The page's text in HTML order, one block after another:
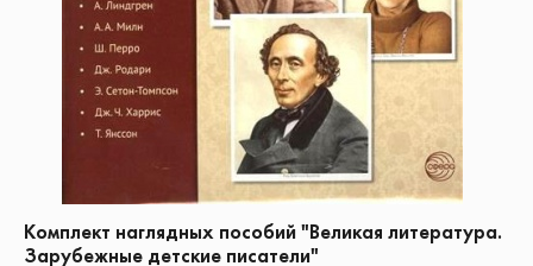
Комплект наглядных пособий "Великая литература.
Зарубежные детские писатели"